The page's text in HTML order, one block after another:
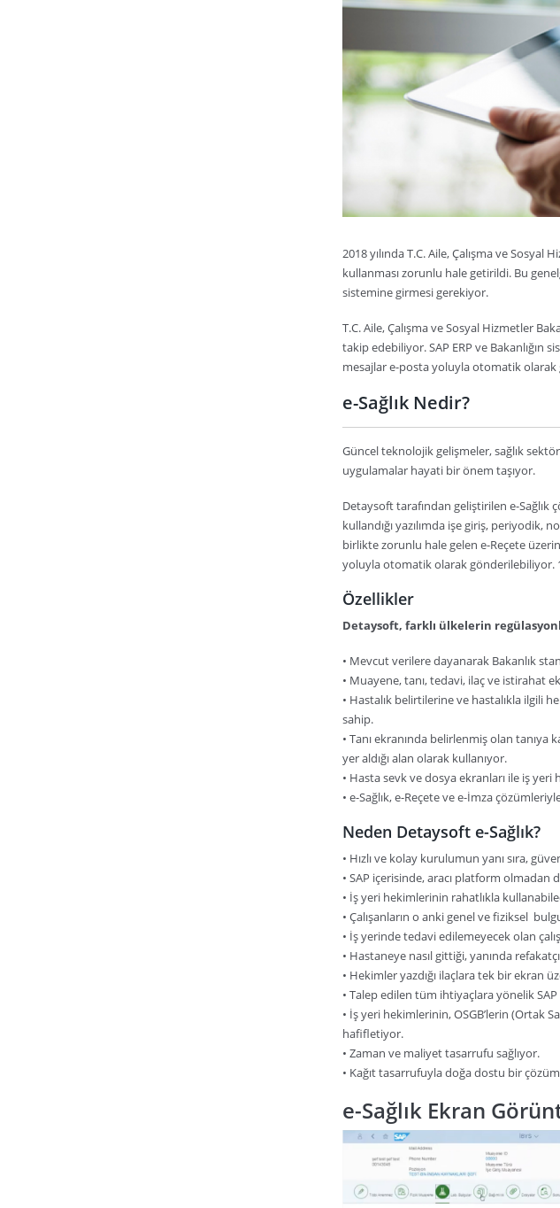
2018 yılında T.C. Aile, Çalışma ve Sosyal
kullanması zorunlu hale getirildi. Bu
sistemine girmesi gerekiyor.
T.C. Aile, Çalışma ve Sosyal Hizmetler
takip edebiliyor. SAP ERP ve Bakanlığın
mesajlar e-posta yoluyla otomatik
e-Sağlık Nedir?
Güncel teknolojik gelişmeler, sağlık
uygulamalar hayati bir önem taşıyor.
Detaysoft tarafından geliştirilen e-Sağlık
kullandığı yazılımda işe giriş, periyodik,
birlikte zorunlu hale gelen e-Reçete
yoluyla otomatik olarak gönderilebiliyor.
Özellikler
Detaysoft, farklı ülkelerin
• Mevcut verilere dayanarak Bakanlık
• Muayene, tanı, tedavi, ilaç ve istirahat
• Hastalık belirtilerine ve hastalıkla ilgili
sahip.
• Tanı ekranında belirlenmiş olan tanıya
yer aldığı alan olarak kullanıyor.
• Hasta sevk ve dosya ekranları ile iş
• e-Sağlık, e-Reçete ve e-İmza
Neden Detaysoft e-Sağlık?
• Hızlı ve kolay kurulumun yanı sıra,
• SAP içerisinde, aracı platform
• İş yeri hekimlerinin rahatlıkla
• Çalışanların o anki genel ve fiziksel
• İş yerinde tedavi edilemeyecek olan
• Hastaneye nasıl gittiği, yanında
• Hekimler yazdığı ilaçlara tek bir ekran
• Talep edilen tüm ihtiyaçlara yönelik SAP
• İş yeri hekimlerinin, OSGB’lerin (Ortak
hafifletiyor.​
• Zaman ve maliyet tasarrufu sağlıyor.
• Kağıt tasarrufuyla doğa dostu bir
e-Sağlık Ekran